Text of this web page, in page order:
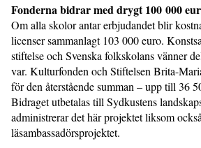
Fonderna bidrar med drygt 100 000
Om alla skolor antar erbjudandet blir
licenser sammanlagt 103 000 euro.
stiftelse och Svenska folkskolans vänner
var. Kulturfonden och Stiftelsen Brita-
för den återstående summan – upp till 36
Bidraget utbetalas till Sydkustens
administrerar det här projektet liksom också
läsambassadörsprojektet.